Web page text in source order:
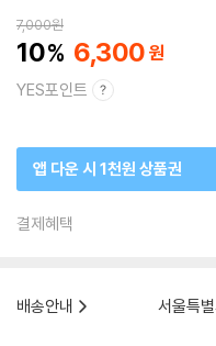
7,000원
10 6,300
YES포인트
앱 다운 시 1천원 상품권
결제혜택
배송안내
서울특